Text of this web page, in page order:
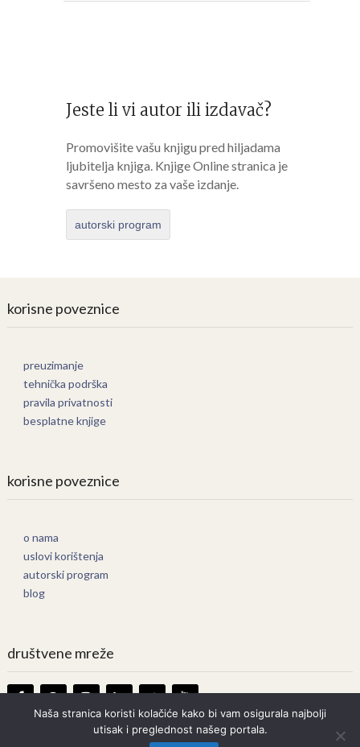
Jeste li vi autor ili izdavač?
Promovišite vašu knjigu pred hiljadama
ljubitelja knjiga. Knjige Online stranica je
savršeno mesto za vaše izdanje.
autorski program
korisne poveznice
preuzimanje
tehnička podrška
pravila privatnosti
besplatne knjige
korisne poveznice
o nama
uslovi korištenja
autorski program
blog
društvene mreže
Knjige OnlineCopyright © 2026.
Naša stranica koristi kolačiće kako bi vam osigurala najbolji
utisak i preglednost našeg portala.